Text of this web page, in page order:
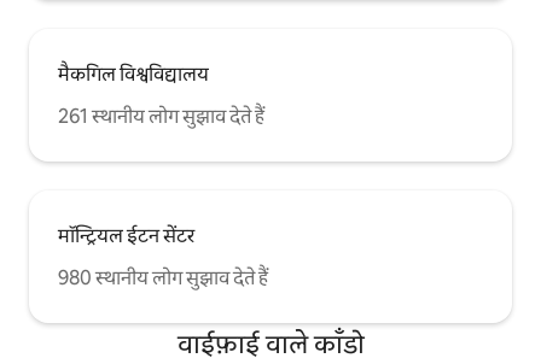
मैकगिल विश्वविद्यालय
261 स्थानीय लोग सुझाव देते हैं
मॉन्ट्रियल ईटन सेंटर
980 स्थानीय लोग सुझाव देते हैं
वाईफ़ाई वाले काँडो